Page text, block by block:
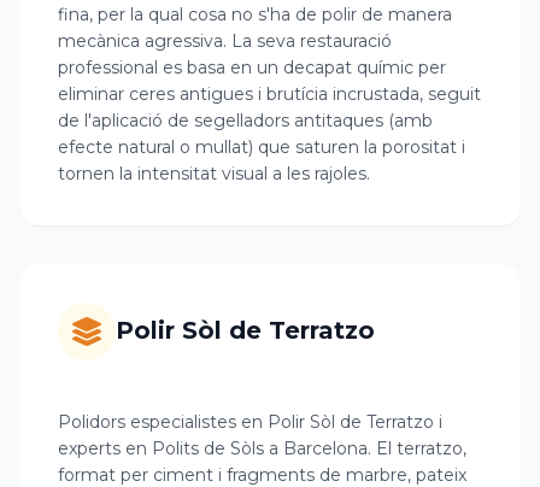
fina, per la qual cosa no s'ha de polir de manera
mecànica agressiva. La seva restauració
professional es basa en un decapat químic per
eliminar ceres antigues i brutícia incrustada, seguit
de l'aplicació de segelladors antitaques (amb
efecte natural o mullat) que saturen la porositat i
tornen la intensitat visual a les rajoles.
Polir Sòl de Terratzo
Polidors especialistes en Polir Sòl de Terratzo i
experts en Polits de Sòls a Barcelona. El terratzo,
format per ciment i fragments de marbre, pateix